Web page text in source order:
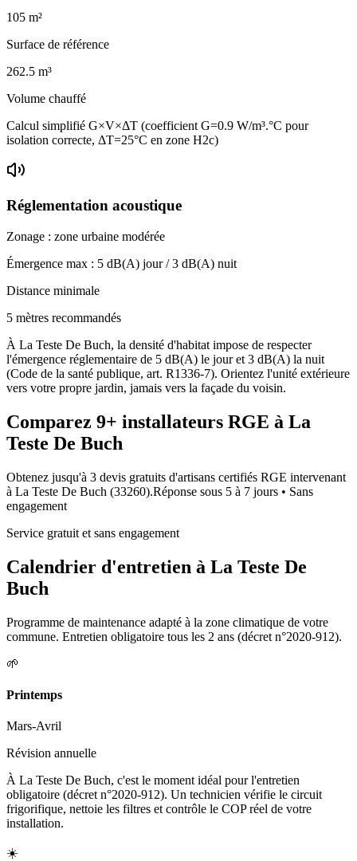
105 m²
Surface de référence
262.5 m³
Volume chauffé
Calcul simplifié G×V×ΔT (coefficient G=0.9 W/m³.°C pour
isolation correcte, ΔT=25°C en zone H2c)
Réglementation acoustique
Zonage : zone urbaine modérée
Émergence max : 5 dB(A) jour /3 dB(A) nuit
Distance minimale
5 mètres recommandés
À La Teste De Buch, la densité d'habitat impose de respecter
l'émergence réglementaire de 5 dB(A) le jour et 3 dB(A) la nuit
(Code de la santé publique, art. R1336-7). Orientez l'unité extérieure
vers votre propre jardin, jamais vers la façade du voisin.
Comparez 9+ installateurs RGE à La
Teste De Buch
Obtenez jusqu'à 3 devis gratuits d'artisans certifiés RGE intervenant
à La Teste De Buch (33260).Réponse sous 5 à 7 jours • Sans
engagement
Service gratuit et sans engagement
Calendrier d'entretien à La Teste De
Buch
Programme de maintenance adapté à la zone climatique de votre
commune. Entretien obligatoire tous les 2 ans (décret n°2020-912).
🌱
Printemps
Mars-Avril
Révision annuelle
À La Teste De Buch, c'est le moment idéal pour l'entretien
obligatoire (décret n°2020-912). Un technicien vérifie le circuit
frigorifique, nettoie les filtres et contrôle le COP réel de votre
installation.
☀️